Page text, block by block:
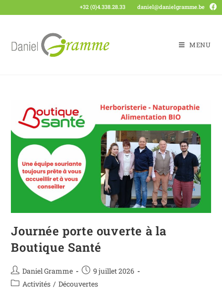
+32 (0)4.338.28.33 daniel@danielgramme.be
MENU
Journée porte ouverte à la
Boutique Santé
Daniel Gramme
9 juillet 2026
Activités / Découvertes